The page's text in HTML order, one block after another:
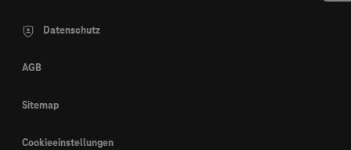
Datenschutz
AGB
Sitemap
Cookieeinstellungen